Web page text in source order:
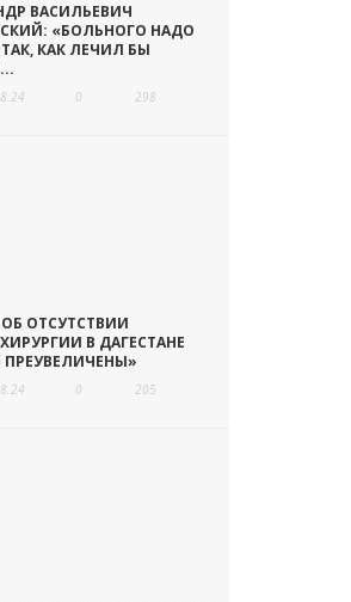
ВАСИЛЬЕВИЧ
«БОЛЬНОГО НАДО
КАК ЛЕЧИЛ БЫ
0 298
ОТСУТСТВИИ
В ДАГЕСТАНЕ
0 205